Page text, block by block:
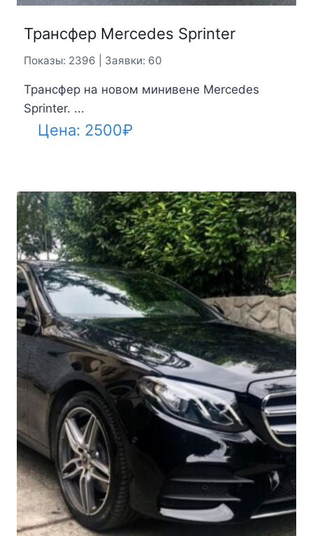
Трансфер Mercedes Sprinter
Показы: 2396 | Заявки: 60
Трансфер на новом минивене Mercedes
Sprinter. ...
Цена: 2500₽